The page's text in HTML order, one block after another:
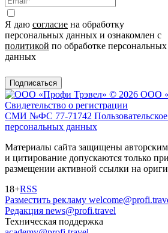
Я даю согласие на обработку
персональных данных и ознакомлен с
политикой по обработке персональных
данных
Подписаться
© 2026 ООО
Свидетельство о регистрации
СМИ №ФС 77-71742
персональных данных
Материалы сайта защищены
и цитирование допускаются только
размещении активной ссылки на
18+RSS
Разместить рекламу
Редакция news@profi.travel
Техническая поддержка